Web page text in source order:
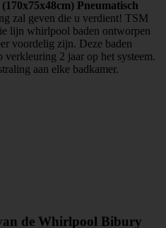
Pneumatisch
zal geven die u verdient! TSM
lijn whirlpool baden ontworpen
voordelig zijn. Deze baden
verkleuring 2 jaar op het systeem.
aan elke badkamer.
de Whirlpool Bibury